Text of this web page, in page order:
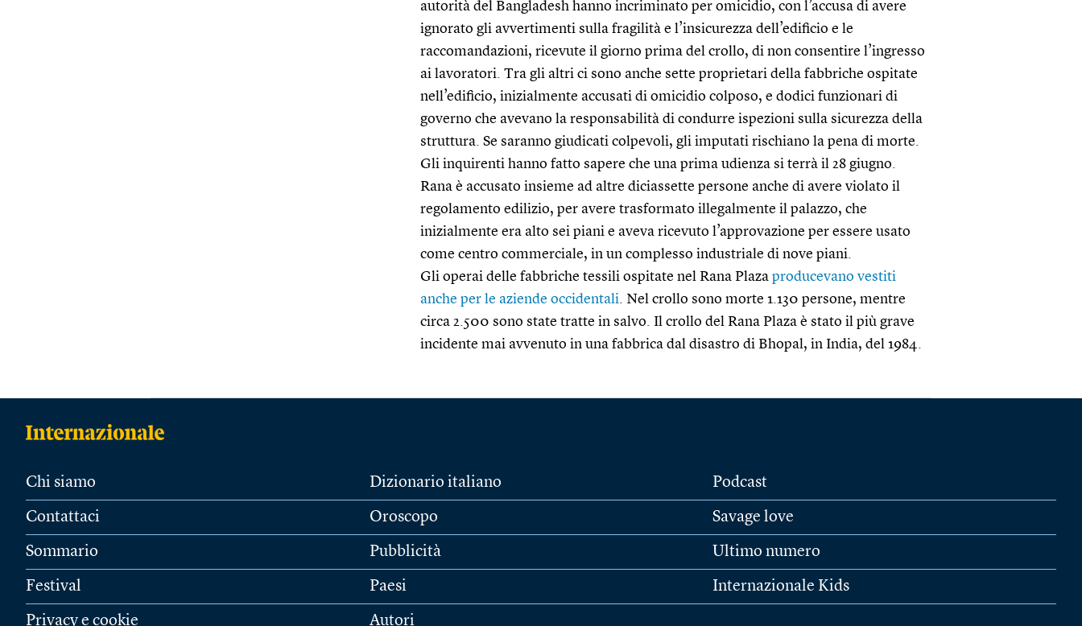
autorità del Bangladesh hanno incriminato per omicidio, con l’accusa di avere
ignorato gli avvertimenti sulla fragilità e l’insicurezza dell’edificio e le
raccomandazioni, ricevute il giorno prima del crollo, di non consentire l’ingresso
ai lavoratori. Tra gli altri ci sono anche sette proprietari della fabbriche ospitate
nell’edificio, inizialmente accusati di omicidio colposo, e dodici funzionari di
governo che avevano la responsabilità di condurre ispezioni sulla sicurezza della
struttura. Se saranno giudicati colpevoli, gli imputati rischiano la pena di morte.
Gli inquirenti hanno fatto sapere che una prima udienza si terrà il 28 giugno.
Rana è accusato insieme ad altre diciassette persone anche di avere violato il
regolamento edilizio, per avere trasformato illegalmente il palazzo, che
inizialmente era alto sei piani e aveva ricevuto l’approvazione per essere usato
come centro commerciale, in un complesso industriale di nove piani.
Gli operai delle fabbriche tessili ospitate nel Rana Plaza producevano vestiti
anche per le aziende occidentali. Nel crollo sono morte 1.130 persone, mentre
circa 2.500 sono state tratte in salvo. Il crollo del Rana Plaza è stato il più grave
incidente mai avvenuto in una fabbrica dal disastro di Bhopal, in India, del 1984.
Chi siamo
Contattaci
Sommario
Festival
Privacy e cookie
Dizionario italiano
Oroscopo
Pubblicità
Paesi
Autori
Podcast
Savage love
Ultimo numero
Internazionale Kids